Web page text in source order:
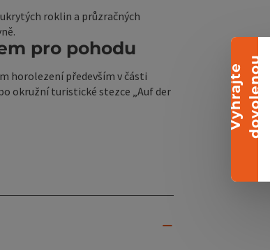
V
y
h
r
a
j
t
e
d
o
v
o
l
e
n
ou
Sbalit banner
roklin a průzračných
pro pohodu
horolezení především v části
okružní turistické stezce „Auf der